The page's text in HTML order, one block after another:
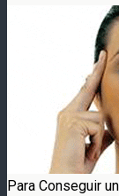
Para Conseguir